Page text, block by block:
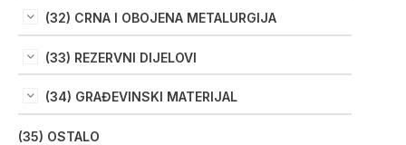
(32) CRNA I OBOJENA METALURGIJA
(33) REZERVNI DIJELOVI
(34) GRAĐEVINSKI MATERIJAL
(35) OSTALO